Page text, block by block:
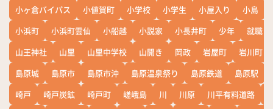
小ヶ倉バイパス 小値賀町 小学校 小学生 小屋入り 小島
小浜町
小浜町雲仙 小船越 小説家 小長井町 少年
就職
山王神社
山里 山里中学校 山開き 岡政 岩屋町
岩川町
島原城
島原市 島原市沖 島原温泉祭り 島原鉄道 島原駅
崎戸
崎戸炭鉱 崎戸町 嵯峨島 川 川原 川平有料道路